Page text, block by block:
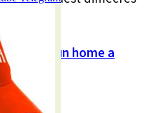
dones i un home a